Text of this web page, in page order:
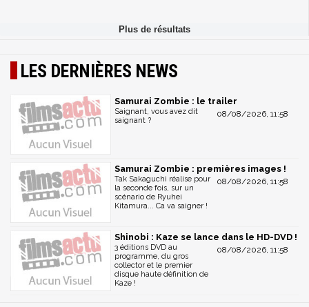
LES DERNIÈRES NEWS
Samurai Zombie : le trailer
08/08/2026, 11:58
Saignant, vous avez dit
saignant ?
Samurai Zombie : premières images !
08/08/2026, 11:58
Tak Sakaguchi réalise pour
la seconde fois, sur un
scénario de Ryuhei
Kitamura... Ca va saigner !
Shinobi : Kaze se lance dans le HD-DVD !
08/08/2026, 11:58
3 éditions DVD au
programme, du gros
collector et le premier
disque haute définition de
Kaze !